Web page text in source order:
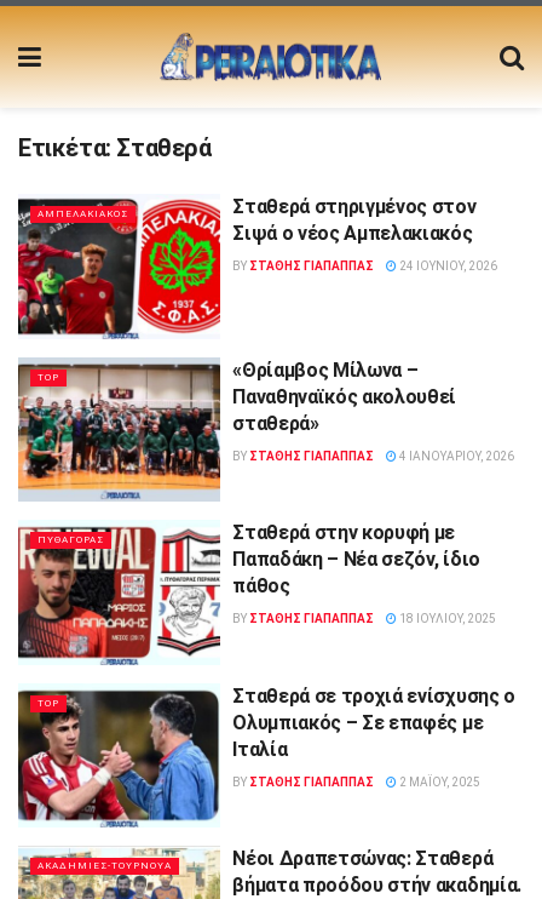
Ετικέτα: Σταθερά
ΑΜΠΕΛΑΚΙΑΚΟΣ
Σταθερά στηριγμένος στον
Σιψά ο νέος Αμπελακιακός
BY ΣΤΑΘΗΣ ΓΊΑΠΑΠΠΑΣ 24 ΙΟΥΝΊΟΥ, 2026
TOP
«Θρίαμβος Μίλωνα –
Παναθηναϊκός ακολουθεί
σταθερά»
BY ΣΤΑΘΗΣ ΓΊΑΠΑΠΠΑΣ 4 ΙΑΝΟΥΑΡΊΟΥ, 2026
ΠΥΘΑΓΟΡΑΣ
Σταθερά στην κορυφή με
Παπαδάκη – Νέα σεζόν, ίδιο
πάθος
BY ΣΤΑΘΗΣ ΓΊΑΠΑΠΠΑΣ 18 ΙΟΥΛΊΟΥ, 2025
TOP
Σταθερά σε τροχιά ενίσχυσης ο
Ολυμπιακός – Σε επαφές με
Ιταλία
BY ΣΤΑΘΗΣ ΓΊΑΠΑΠΠΑΣ 2 ΜΑΪ́ΟΥ, 2025
ΑΚΑΔΗΜΙΕΣ-ΤΟΥΡΝΟΥΑ
Νέοι Δραπετσώνας: Σταθερά
βήματα προόδου στήν ακαδημία.